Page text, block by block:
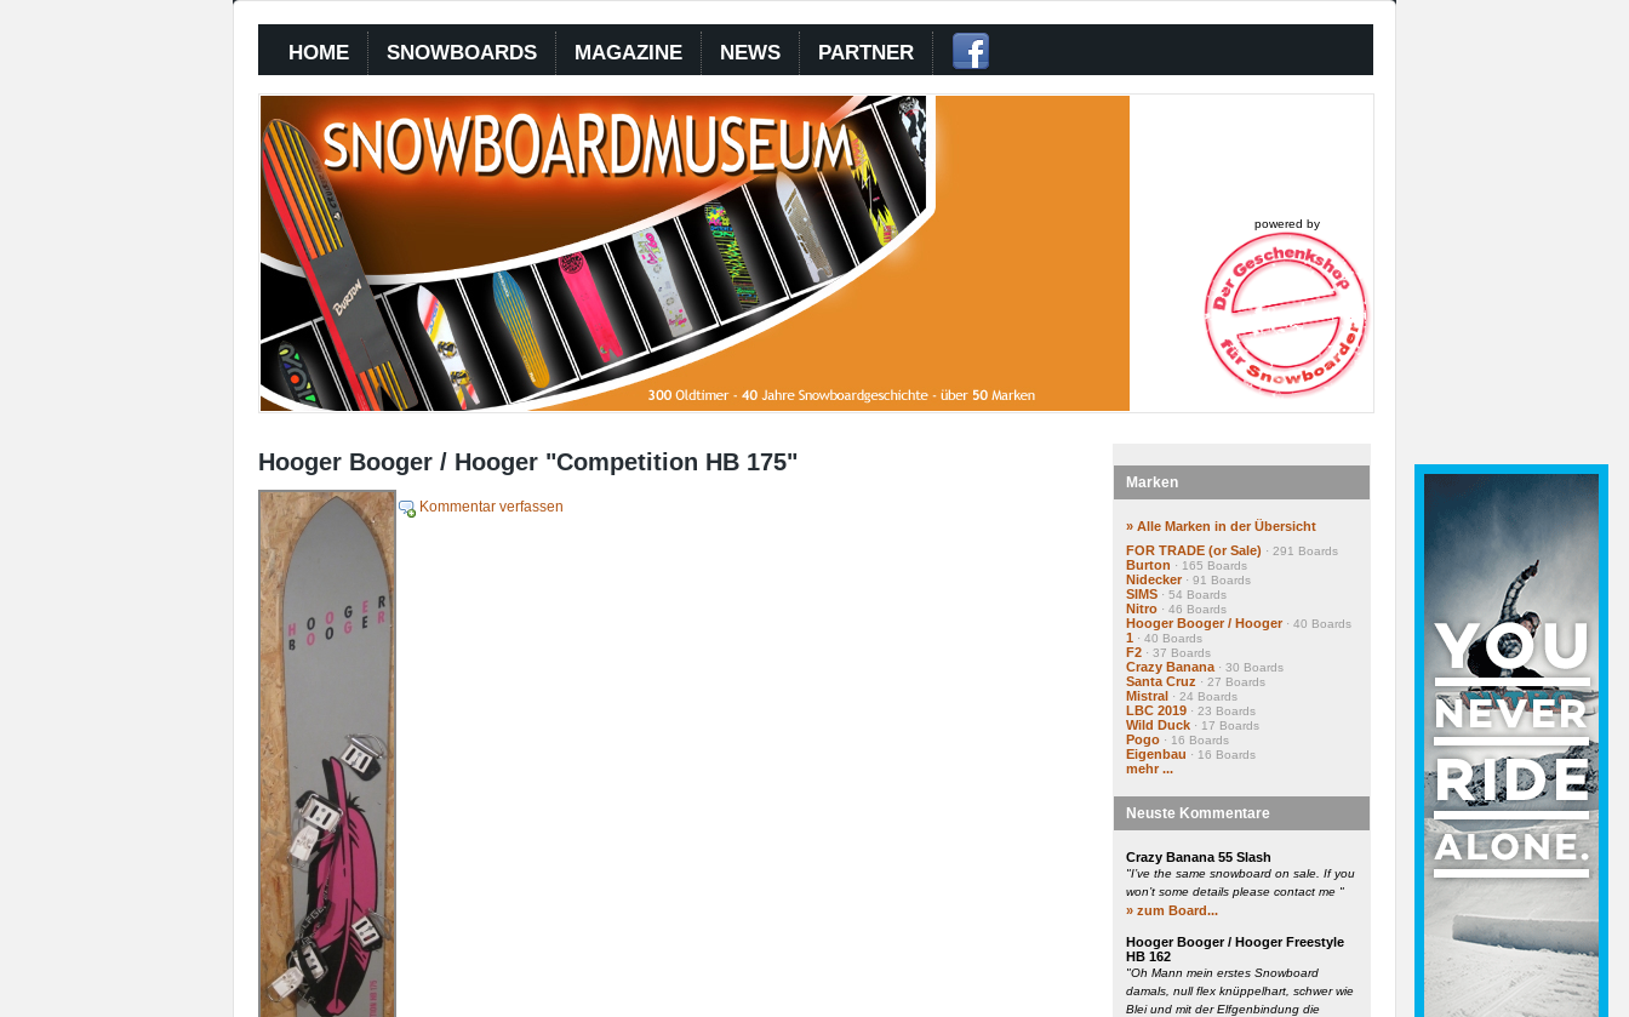
HOME SNOWBOARDS MAGAZINE NEWS PARTNER
powered by
Hooger Booger / Hooger "Competition HB 175"
Kommentar verfassen
Marken
» Alle Marken in der Übersicht
FOR TRADE (or Sale) · 291 Boards
Burton · 165 Boards
Nidecker · 91 Boards
SIMS · 54 Boards
Nitro · 46 Boards
Hooger Booger / Hooger · 40 Boards
1 · 40 Boards
F2 · 37 Boards
Crazy Banana · 30 Boards
Santa Cruz · 27 Boards
Mistral · 24 Boards
LBC 2019 · 23 Boards
Wild Duck · 17 Boards
Pogo · 16 Boards
Eigenbau · 16 Boards
mehr ...
Neuste Kommentare
Crazy Banana 55 Slash
"I’ve the same snowboard on sale. If you
won’t some details please contact me "
» zum Board...
Hooger Booger / Hooger Freestyle
HB 162
"Oh Mann mein erstes Snowboard
damals, null flex knüppelhart, schwer wie
Blei und mit der Elfgenbindung die